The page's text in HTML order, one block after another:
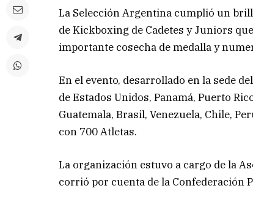
La Selección Argentina cumplió un
de Kickboxing de Cadetes y Juniors
importante cosecha de medalla y
En el evento, desarrollado en la sede
de Estados Unidos, Panamá, Puerto
Guatemala, Brasil, Venezuela, Chile,
con 700 Atletas.
La organización estuvo a cargo de la
corrió por cuenta de la Confederación